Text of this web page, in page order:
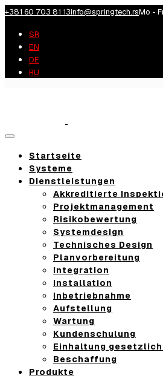
+381 60 703 81 13info@springtech.rsMo -
SR
EN
DE
RU
Toggle
Startseite
Systeme
Dienstleistungen
Akkreditierte
Projektmanagement
Risikobewertung
Systemdesign
Technisches Design
Planvorbereitung
Integration
Installation
Inbetriebnahme
Aufstellung
Wartung
Kundenschulung
Einhaltung
Beschaffung
Produkte